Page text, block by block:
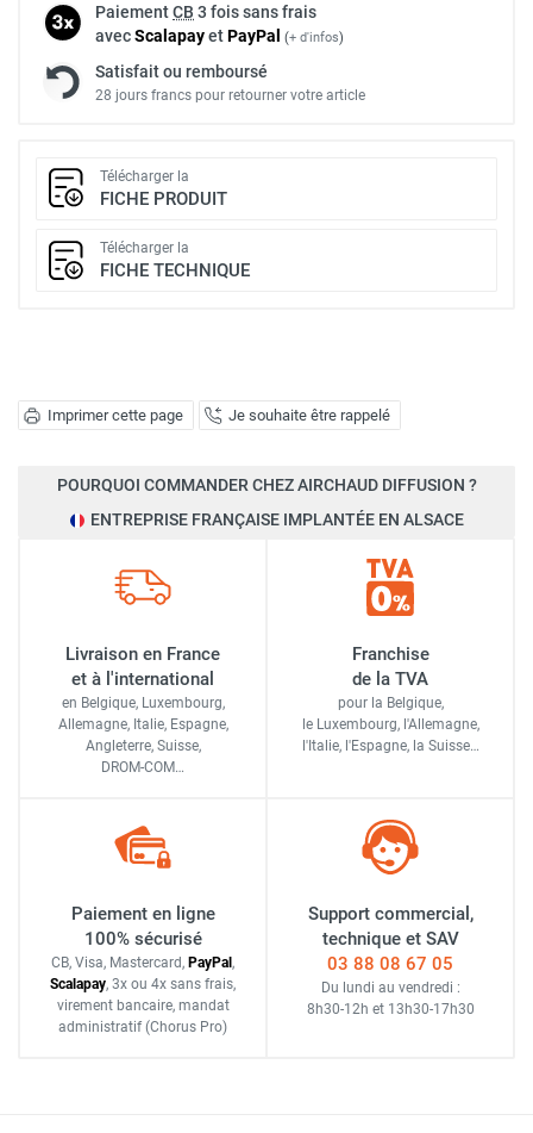
Imprimer cette page Je souhaite être rappelé
PaiementCB 3 fois sans frais
avecScalapayetPayPal (+ d'infos)
Satisfait ou remboursé
28 jours francs pour retourner votre article
Télécharger la
FICHE PRODUIT
Télécharger la
FICHE TECHNIQUE
POURQUOI COMMANDER CHEZ AIRCHAUD DIFFUSION ?
ENTREPRISE FRANÇAISE IMPLANTÉE EN ALSACE
Livraison en France
et à l'international
en Belgique, Luxembourg,
Allemagne, Italie, Espagne,
Angleterre, Suisse,
DROM-COM…
Franchise
de la TVA
pour la Belgique,
le Luxembourg, l'Allemagne,
l'Italie, l'Espagne, la Suisse…
Paiement en ligne
100% sécurisé
CB, Visa, Mastercard, PayPal ,
Scalapay, 3x ou 4x sans frais,
virement bancaire, mandat
administratif (Chorus Pro)
Support commercial,
technique et SAV
03 88 08 67 05
Du lundi au vendredi :
8h30-12h et 13h30-17h30